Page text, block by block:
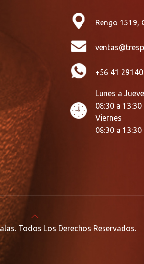
Rengo 1519,
+56 41
Lunes a
08:30 a
Viernes
08:30 a
Todos Los Derechos Reservados.